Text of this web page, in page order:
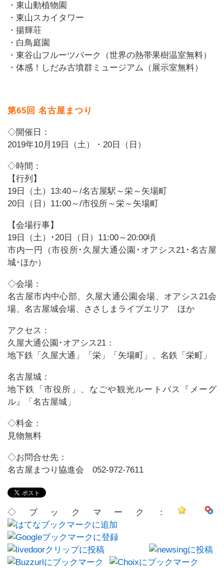
・東山動植物園
・東山スカイタワー
・揚輝荘
・白鳥庭園
・東谷山フルーツパーク（世界の熱帯果樹温室無料）
・体感！しだみ古墳群ミュージアム（展示室無料）
第65回 名古屋まつり
◇開催日：
2019年10月19日（土）・20日（日）
◇時間：
【行列】
19日（土）13:40～/名古屋駅～栄～矢場町
20日（日）11:00～/市役所～栄～矢場町
【会場行事】
19日（土）･20日（日）11:00～20:00頃
市内一円（市役所･久屋大通公園･オアシス21･名古屋
城･ほか）
◇会場：
名古屋市内中心部、久屋大通公園会場、オアシス21会
場、名古屋城会場、ささしまライブエリア ほか
アクセス：
久屋大通公園･オアシス21：
地下鉄「久屋大通」「栄」「矢場町」、名鉄「栄町」
名古屋城：
地下鉄「市役所」、なごや観光ルートバス『メーグ
ル』「名古屋城」
◇料金：
見物無料
◇お問合せ先：
名古屋まつり協進会 052-972-7611
◇ブックマーク：